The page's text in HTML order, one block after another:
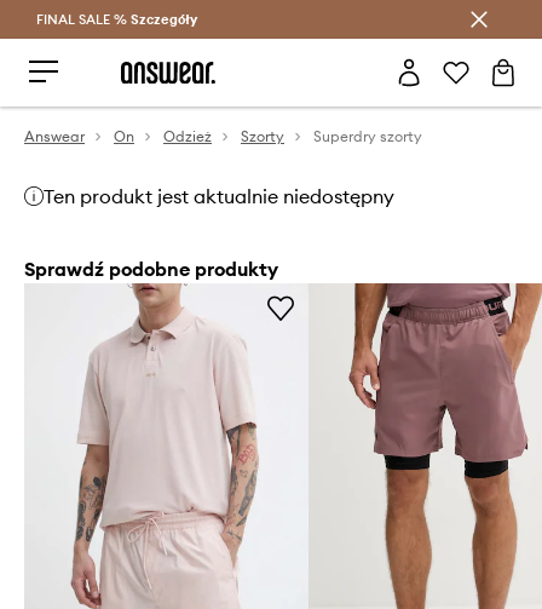
Oszczędzaj z Answear Club >
FINAL SALE % Szczegóły
Answear On Odzież Szorty Superdry szorty
Ten produkt jest aktualnie niedostępny
Sprawdź podobne produkty